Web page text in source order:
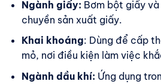
Ngành giấy: Bơm bột giấy
chuyền sản xuất giấy.
Khai khoáng: Dùng để cấp
mỏ, nơi điều kiện làm việc
Ngành dầu khí: Ứng dụng